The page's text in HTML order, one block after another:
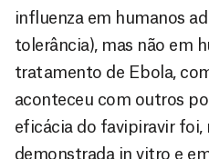
influenza em humanos
tolerância), mas não em
tratamento de Ebola,
aconteceu com outros
eficácia do favipiravir foi,
demonstrada in vitro e